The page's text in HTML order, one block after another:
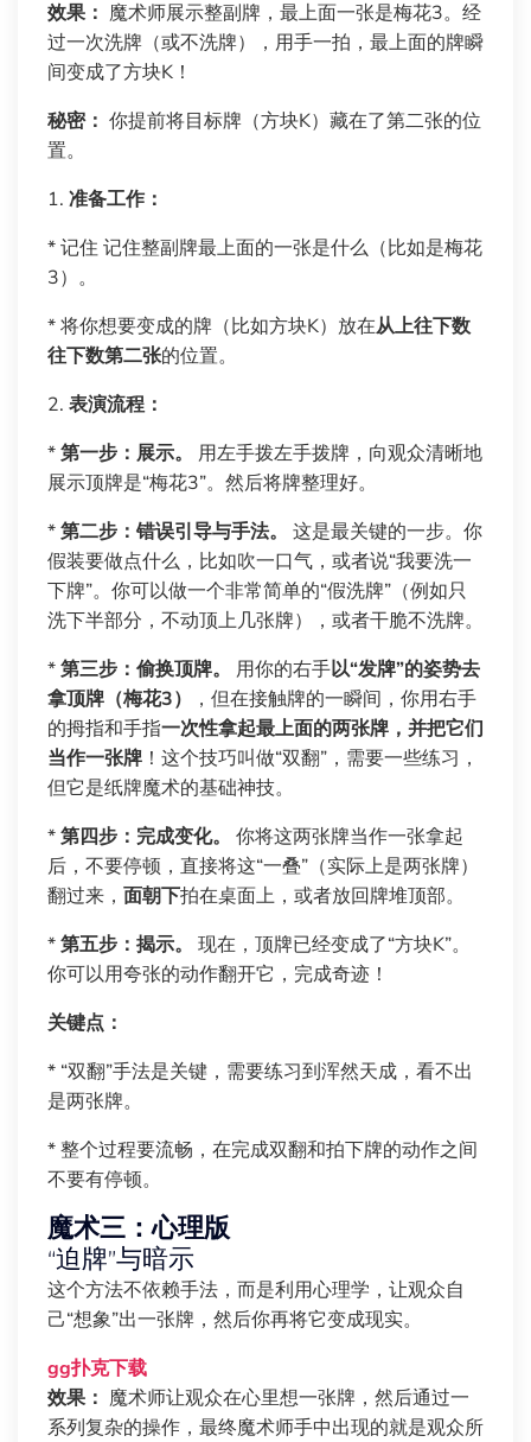
效果： 魔术师展示整副牌，最上面一张是梅花3。经
过一次洗牌（或不洗牌），用手一拍，最上面的牌瞬
间变成了方块K！
秘密： 你提前将目标牌（方块K）藏在了第二张的位
置。
1. 准备工作：
* 记住 记住整副牌最上面的一张是什么（比如是梅花
3）。
* 将你想要变成的牌（比如方块K）放在从上往下数
往下数第二张的位置。
2. 表演流程：
*第一步：展示。
用左手拨左手拨牌，向观众清晰地
展示顶牌是“梅花3”。然后将牌整理好。
*第二步：错误引导与手法。
这是最关键的一步。你
假装要做点什么，比如吹一口气，或者说“我要洗一
下牌”。你可以做一个非常简单的“假洗牌”（例如只
洗下半部分，不动顶上几张牌），或者干脆不洗牌。
*第三步：偷换顶牌。 用你的右手以“发牌”的姿势去
拿顶牌（梅花3）
，但在接触牌的一瞬间，你用右手
的拇指和手指一次性拿起最上面的两张牌，并把它们
当作一张牌 ！这个技巧叫做“双翻”，需要一些练习，
但它是纸牌魔术的基础神技。
*第四步：完成变化。
你将这两张牌当作一张拿起
后，不要停顿，直接将这“一叠”（实际上是两张牌）
翻过来， 面朝下拍在桌面上，或者放回牌堆顶部。
*第五步：揭示。
现在，顶牌已经变成了“方块K”。
你可以用夸张的动作翻开它，完成奇迹！
关键点：
* “双翻”手法是关键，需要练习到浑然天成，看不出
是两张牌。
* 整个过程要流畅，在完成双翻和拍下牌的动作之间
不要有停顿。
魔术三：心理版
“迫牌”与暗示
这个方法不依赖手法，而是利用心理学，让观众自
己“想象”出一张牌，然后你再将它变成现实。
gg扑克下载
效果： 魔术师让观众在心里想一张牌，然后通过一
系列复杂的操作，最终魔术师手中出现的就是观众所